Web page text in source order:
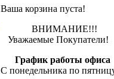
Ваша корзина пуста!
ВНИМАНИЕ!!!
Уважаемые Покупатели!
График работы офиса
С понедельника по